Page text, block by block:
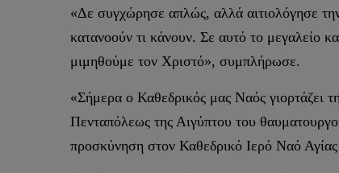
«Δε συγχώρησε απλώς, αλλά αιτιολόγησε
κατανοούν τι κάνουν. Σε αυτό το μεγαλείο
μιμηθούμε τον Χριστό», συμπλήρωσε.
«Σήμερα ο Καθεδρικός μας Ναός γιορτάζει
Πενταπόλεως της Αιγύπτου του
προσκύνηση στον Καθεδρικό Ιερό Ναό Αγίας